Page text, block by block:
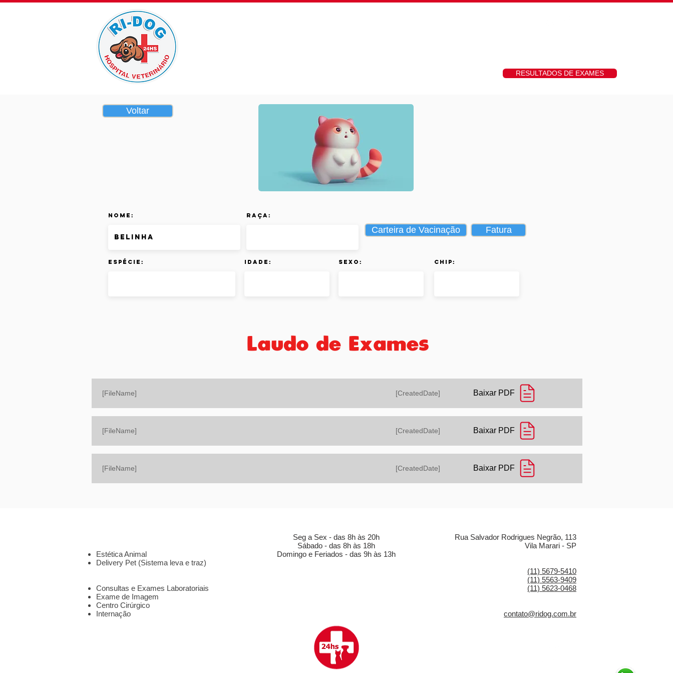
RESULTADOS DE EXAMES
Voltar
Nome: Raça:
Carteira de Vacinação Fatura
Espécie: Idade: Sexo: Chip:
Laudo de Exames
[FileName] [CreatedDate] Baixar PDF
[FileName] [CreatedDate] Baixar PDF
[FileName] [CreatedDate] Baixar PDF
Estética Animal
Delivery Pet (Sistema leva e traz)
Consultas e Exames Laboratoriais
Exame de Imagem
Centro Cirúrgico
Internação
Seg a Sex - das 8h às 20h
Sábado - das 8h às 18h
Domingo e Feriados - das 9h às 13h
Rua Salvador Rodrigues Negrão, 113
Vila Marari - SP
(11) 5679-5410
(11) 5563-9409
(11) 5623-0468
contato@ridog.com.br